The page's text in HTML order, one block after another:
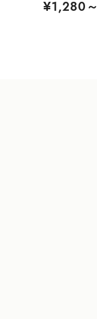
¥1,280～